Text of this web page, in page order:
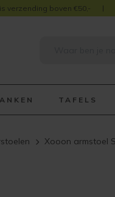
verzending boven €50,-
TAFELS
Xooon armstoel